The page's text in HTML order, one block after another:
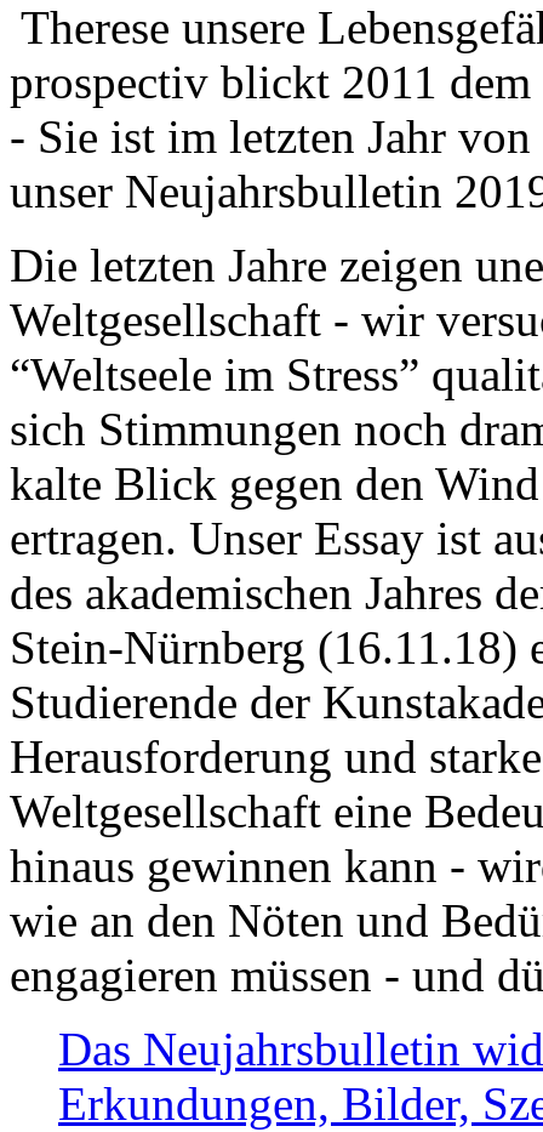
Therese unsere
prospectiv blickt 2011
- Sie ist im letzten Jahr
unser Neujahrsbulletin
Die letzten Jahre zeigen
Weltgesellschaft - wir
“Weltseele im Stress”
sich Stimmungen noch
kalte Blick gegen den
ertragen. Unser Essay ist
des akademischen Jahres
Stein-Nürnberg (16.11.18)
Studierende der
Herausforderung und
Weltgesellschaft eine
hinaus gewinnen kann -
wie an den Nöten und
engagieren müssen - und
Das Neujahrsbulletin
Erkundungen, Bilder,